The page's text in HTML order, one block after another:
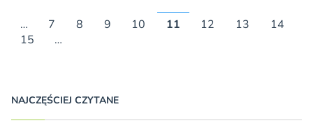
… 7 8 9 10 11 12 13
14
15
…
NAJCZĘŚCIEJ CZYTANE